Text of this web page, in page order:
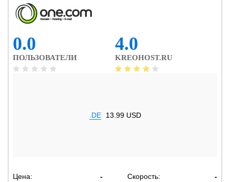
0.0
ПОЛЬЗОВАТЕЛИ
4.0
KREOHOST.RU
.DE 13.99 USD
Цена: - Скорость:
-